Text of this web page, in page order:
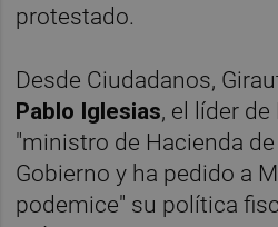
protestado.
Desde Ciudadanos,
Pablo Iglesias, el líder de
"ministro de Hacienda
Gobierno y ha pedido a
podemice" su política